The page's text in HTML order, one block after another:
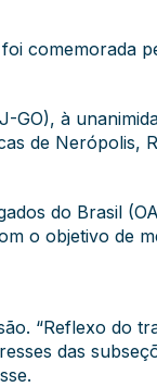
comemorada
GO), à
de
do Brasil
o objetivo de
“Reflexo do
das